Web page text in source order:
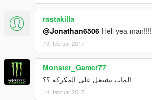
rastakilla
@Jonathan6506 Hell yea man!!!!
13. februar 2017
Monster_Gamer77
الماب يشتغل على المكركة ؟؟
14. februar 2017